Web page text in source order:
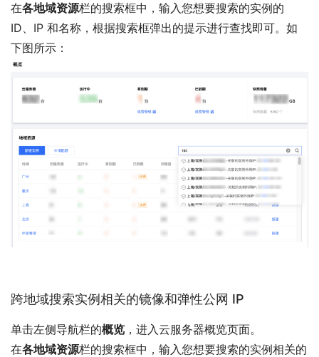
在各地域资源栏的搜索框中，输入您想要搜索的实例的
ID、IP 和名称，根据搜索框弹出的提示进行查找即可。如
下图所示：
跨地域搜索实例相关的镜像和弹性公网 IP
单击左侧导航栏的概览 ，进入云服务器概览页面。
在各地域资源栏的搜索框中，输入您想要搜索的实例相关的